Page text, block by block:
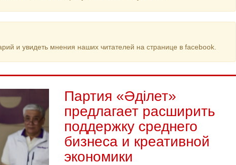
и увидеть мнения наших читателей на странице в facebook.
Партия «Әділет»
предлагает расширить
поддержку среднего
бизнеса и креативной
экономики